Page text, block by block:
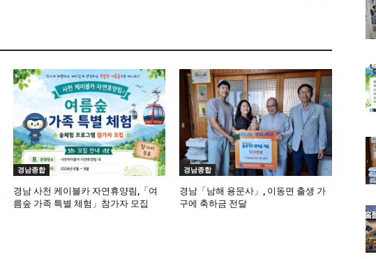
경남종합
경남 사천 케이블카 자연휴양림,「여
름숲 가족 특별 체험」참가자 모집
경남종합
경남「남해 용문사」, 이동면 출생 가
구에 축하금 전달